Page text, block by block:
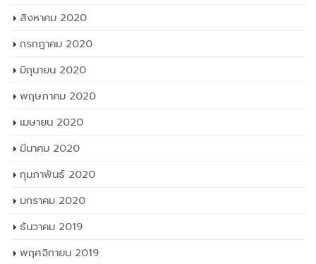
สิงหาคม 2020
กรกฎาคม 2020
มิถุนายน 2020
พฤษภาคม 2020
เมษายน 2020
มีนาคม 2020
กุมภาพันธ์ 2020
มกราคม 2020
ธันวาคม 2019
พฤศจิกายน 2019